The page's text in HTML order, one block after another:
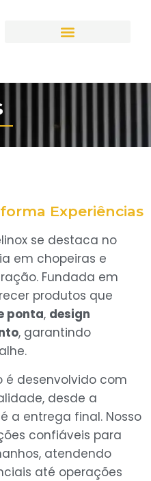
Experiências
se destaca no
em chopeiras e
Fundada em
produtos que
ponta, design
, garantindo
é desenvolvido com
desde a
a entrega final. Nosso
confiáveis para
atendendo
até operações